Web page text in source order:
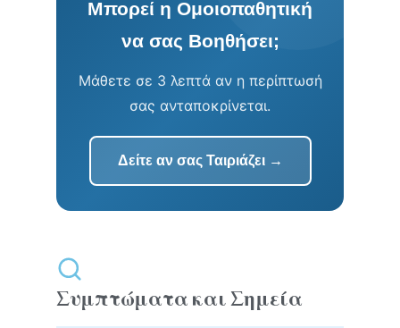
Μπορεί η Ομοιοπαθητική
να σας Βοηθήσει;
Μάθετε σε 3 λεπτά αν η περίπτωσή
σας ανταποκρίνεται.
Δείτε αν σας Ταιριάζει →
Συμπτώματα και Σημεία